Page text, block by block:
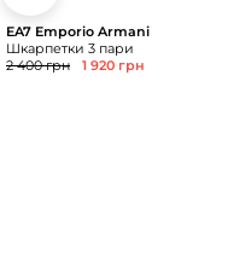
EA7 Emporio Armani
Шкарпетки 3 пари
2 400 грн
1 920 грн